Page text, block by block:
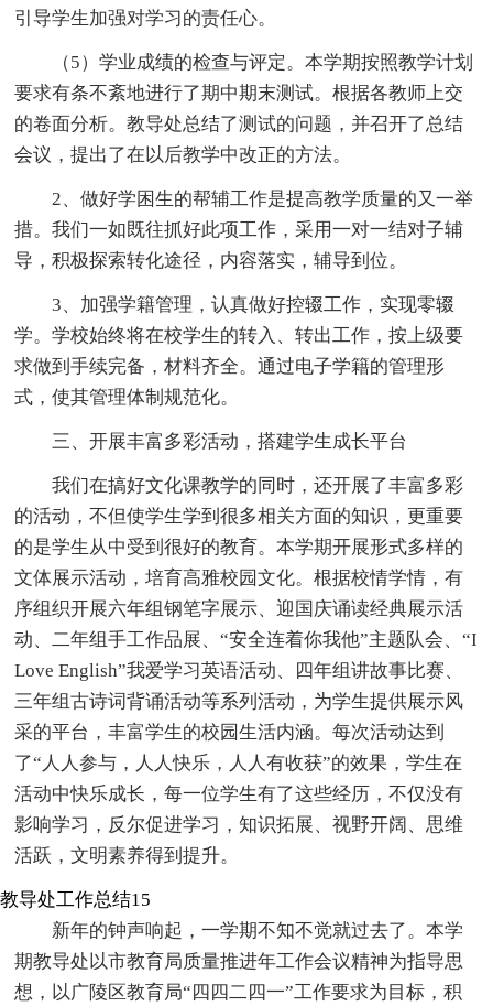
引导学生加强对学习的责任心。
（5）学业成绩的检查与评定。本学期按照教学计划
要求有条不紊地进行了期中期末测试。根据各教师上交
的卷面分析。教导处总结了测试的问题，并召开了总结
会议，提出了在以后教学中改正的方法。
2、做好学困生的帮辅工作是提高教学质量的又一举
措。我们一如既往抓好此项工作，采用一对一结对子辅
导，积极探索转化途径，内容落实，辅导到位。
3、加强学籍管理，认真做好控辍工作，实现零辍
学。学校始终将在校学生的转入、转出工作，按上级要
求做到手续完备，材料齐全。通过电子学籍的管理形
式，使其管理体制规范化。
三、开展丰富多彩活动，搭建学生成长平台
我们在搞好文化课教学的同时，还开展了丰富多彩
的活动，不但使学生学到很多相关方面的知识，更重要
的是学生从中受到很好的教育。本学期开展形式多样的
文体展示活动，培育高雅校园文化。根据校情学情，有
序组织开展六年组钢笔字展示、迎国庆诵读经典展示活
动、二年组手工作品展、“安全连着你我他”主题队会、“I
Love English”我爱学习英语活动、四年组讲故事比赛、
三年组古诗词背诵活动等系列活动，为学生提供展示风
采的平台，丰富学生的校园生活内涵。每次活动达到
了“人人参与，人人快乐，人人有收获”的效果，学生在
活动中快乐成长，每一位学生有了这些经历，不仅没有
影响学习，反尔促进学习，知识拓展、视野开阔、思维
活跃，文明素养得到提升。
教导处工作总结15
新年的钟声响起，一学期不知不觉就过去了。本学
期教导处以市教育局质量推进年工作会议精神为指导思
想，以广陵区教育局“四四二四一”工作要求为目标，积